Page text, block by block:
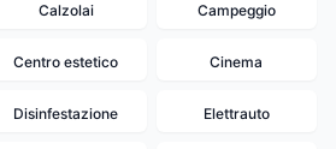
Calzolai Campeggio
Centro estetico Cinema
Disinfestazione Elettrauto